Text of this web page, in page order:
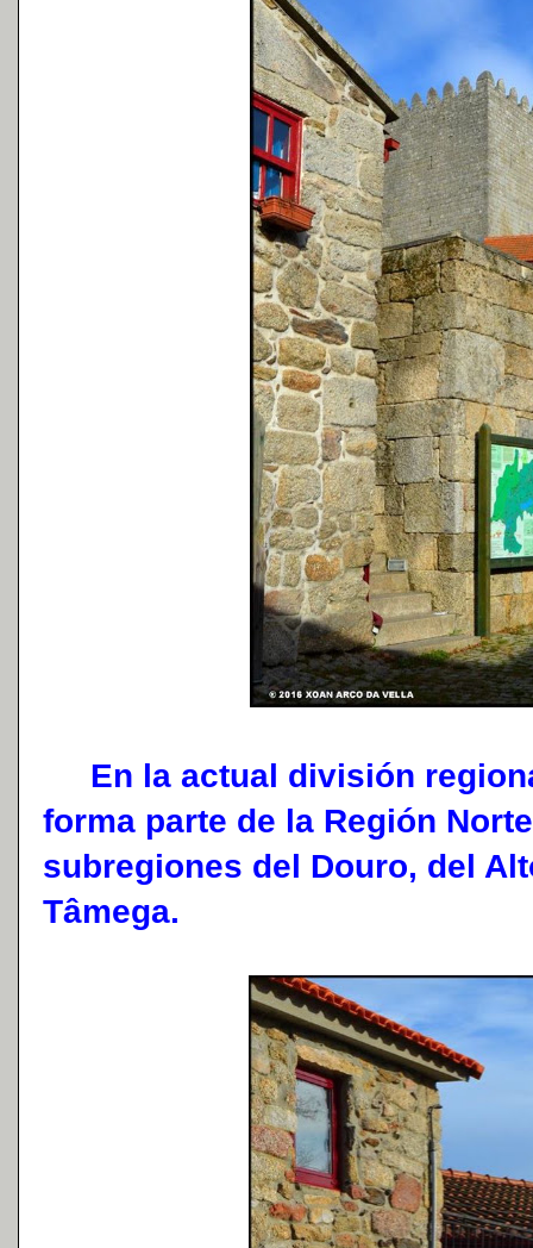
En la actual división
forma parte de la Región
subregiones del Douro, del
Tâmega.